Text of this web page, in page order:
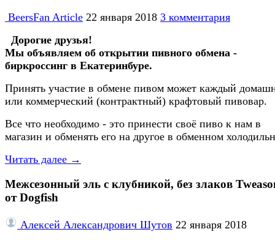
BeersFan Article 22 января 2018 3 комментария
Дорогие друзья!
Мы объявляем об открытии пивного обмена -
биркроссинг в Екатеринбуре.
Принять участие в обмене пивом может каждый
или коммерческий (контрактный) крафтовый пивовар.
Все что необходимо - это принести своё пиво к нам в
магазин и обменять его на другое в обменном
Читать далее →
Межсезонный эль с клубникой, без злаков
от Dogfish
Алексей Александрович Шутов 22 января 2018